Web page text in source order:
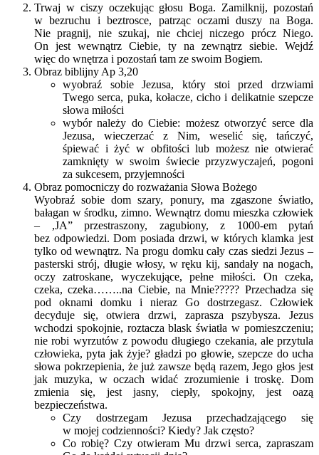
Trwaj w ciszy oczekując głosu Boga. Zamilknij, pozostań
w bezruchu i beztrosce, patrząc oczami duszy na Boga.
Nie pragnij, nie szukaj, nie chciej niczego prócz Niego.
On jest wewnątrz Ciebie, ty na zewnątrz siebie. Wejdź
więc do wnętrza i pozostań tam ze swoim Bogiem.
Obraz biblijny Ap 3,20
wyobraź sobie Jezusa, który stoi przed drzwiami
Twego serca, puka, kołacze, cicho i delikatnie szepcze
słowa miłości
wybór należy do Ciebie: możesz otworzyć serce dla
Jezusa, wieczerzać z Nim, weselić się, tańczyć,
śpiewać i żyć w obfitości lub możesz nie otwierać
zamknięty w swoim świecie przyzwyczajeń, pogoni
za sukcesem, przyjemności
Obraz pomocniczy do rozważania Słowa Bożego
Wyobraź sobie dom szary, ponury, ma zgaszone światło,
bałagan w środku, zimno. Wewnątrz domu mieszka człowiek
– ,JA” przestraszony, zagubiony, z 1000-em pytań
bez odpowiedzi. Dom posiada drzwi, w których klamka jest
tylko od wewnątrz. Na progu domku cały czas siedzi Jezus –
pasterski strój, długie włosy, w ręku kij, sandały na nogach,
oczy zatroskane, wyczekujące, pełne miłości. On czeka,
czeka, czeka……..na Ciebie, na Mnie????? Przechadza się
pod oknami domku i nieraz Go dostrzegasz. Człowiek
decyduje się, otwiera drzwi, zaprasza pszybysza. Jezus
wchodzi spokojnie, roztacza blask światła w pomieszczeniu;
nie robi wyrzutów z powodu długiego czekania, ale przytula
człowieka, pyta jak żyje? gładzi po głowie, szepcze do ucha
słowa pokrzepienia, że już zawsze będą razem, Jego głos jest
jak muzyka, w oczach widać zrozumienie i troskę. Dom
zmienia się, jest jasny, ciepły, spokojny, jest oazą
bezpieczeństwa.
Czy dostrzegam Jezusa przechadzającego się
w mojej codzienności? Kiedy? Jak często?
Co robię? Czy otwieram Mu drzwi serca, zapraszam